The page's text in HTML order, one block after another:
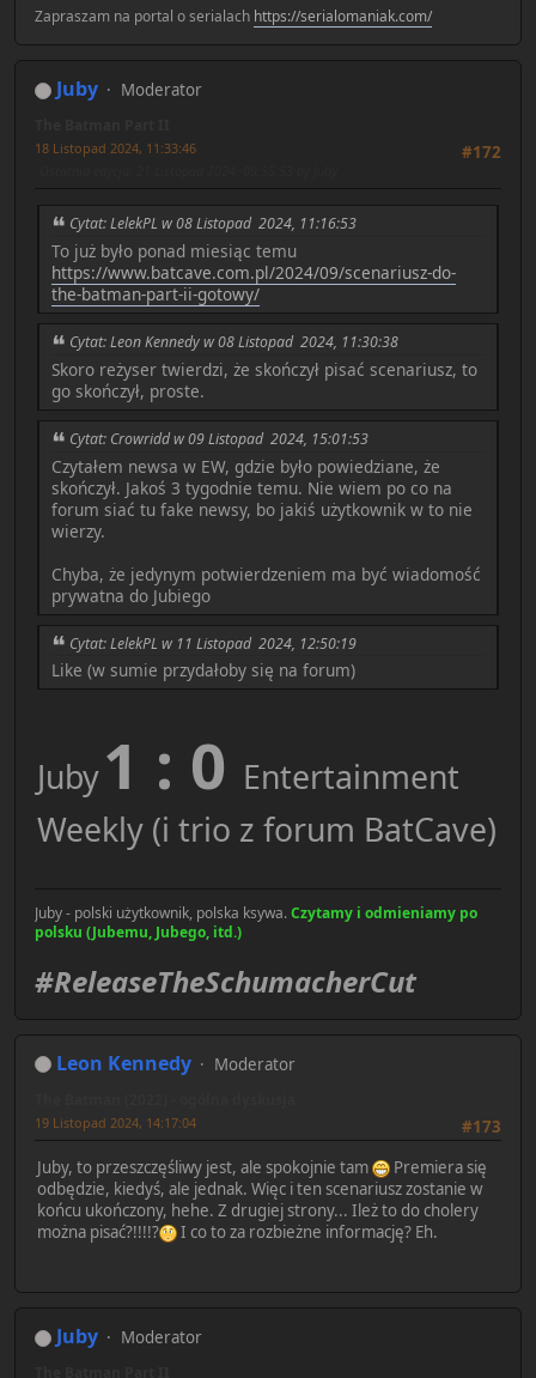
Zapraszam na portal o serialach https://serialomaniak.com/
Juby Moderator
#172
18 Listopad 2024, 11:33:46
Cytat: LelekPL w 08 Listopad 2024, 11:16:53
To już było ponad miesiąc temu
https://www.batcave.com.pl/2024/09/scenariusz-do-
the-batman-part-ii-gotowy/
Cytat: Leon Kennedy w 08 Listopad 2024, 11:30:38
Skoro reżyser twierdzi, że skończył pisać scenariusz, to
go skończył, proste.
Cytat: Crowridd w 09 Listopad 2024, 15:01:53
Czytałem newsa w EW, gdzie było powiedziane, że
skończył. Jakoś 3 tygodnie temu. Nie wiem po co na
forum siać tu fake newsy, bo jakiś użytkownik w to nie
wierzy.
Chyba, że jedynym potwierdzeniem ma być wiadomość
prywatna do Jubiego
Cytat: LelekPL w 11 Listopad 2024, 12:50:19
Like (w sumie przydałoby się na forum)
Juby1 : 0 Entertainment
Weekly (i trio z forum BatCave)
Juby - polski użytkownik, polska ksywa.Czytamy i odmieniamy po
polsku (Jubemu, Jubego, itd.)
#ReleaseTheSchumacherCut
Leon Kennedy Moderator
#173
19 Listopad 2024, 14:17:04
Juby, to przeszczęśliwy jest, ale spokojnie tam
Premiera się
odbędzie, kiedyś, ale jednak. Więc i ten scenariusz zostanie w
końcu ukończony, hehe. Z drugiej strony... Ileż to do cholery
można pisać?!!!!?
I co to za rozbieżne informację? Eh.
Juby Moderator